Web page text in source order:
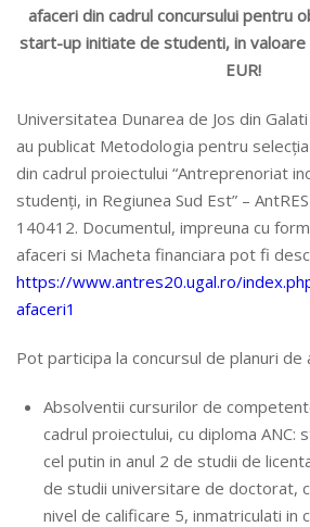
afaceri din cadrul concursului pentru
start-up initiate de studenti, in
EUR!
Universitatea Dunarea de Jos din
au publicat Metodologia pentru
din cadrul proiectului “Antreprenoriat
studenți, in Regiunea Sud Est” –
140412. Documentul, impreuna cu
afaceri si Macheta financiara pot fi
https://www.antres20.ugal.ro/
afaceri1
Pot participa la concursul de planuri de
Absolventii cursurilor de
cadrul proiectului, cu diploma ANC:
cel putin in anul 2 de studii de
de studii universitare de doctorat,
nivel de calificare 5, inmatriculati in